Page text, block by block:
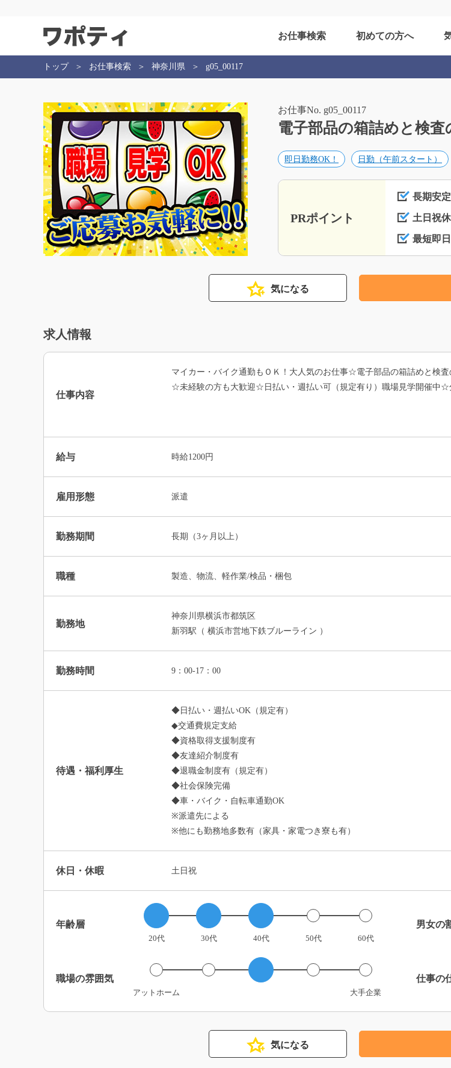
お仕事検索 初めての方へ
トップ お仕事検索 神奈川県 g05_00117
お仕事No. g05_00117
電子部品の箱詰めと検査
即日勤務OK！ 日勤（午前スタート）
PRポイント
長期安
土日祝
最短即
気になる
求人情報
仕事内容
マイカー・バイク通勤もＯＫ！大人気のお仕事☆電子部品の箱詰めと
☆未経験の方も大歓迎☆日払い・週払い可（規定有り）職場見学開催中☆
給与 時給1200円
雇用形態 派遣
勤務期間 長期（3ヶ月以上）
職種 製造、物流、軽作業/検品・梱包
勤務地
神奈川県横浜市都筑区
新羽駅（ 横浜市営地下鉄ブルーライン ）
勤務時間 9：00-17：00
待遇・福利厚生
◆日払い・週払いOK（規定有）
◆交通費規定支給
◆資格取得支援制度有
◆友達紹介制度有
◆退職金制度有（規定有）
◆社会保険完備
◆車・バイク・自転車通勤OK
※派遣先による
※他にも勤務地多数有（家具・家電つき寮も有）
休日・休暇 土日祝
年齢層
20代 30代 40代 50代 60代
男女の
職場の雰囲気
アットホーム 大手企業
仕事の
気になる